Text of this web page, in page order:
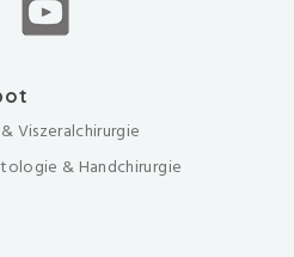
Viszeralchirurgie
& Handchirurgie